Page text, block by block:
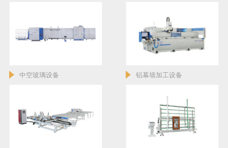
中空玻璃设备 铝幕墙加工设备